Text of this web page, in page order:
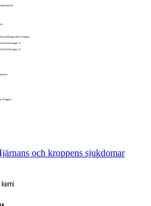
och kroppens sjukdomar